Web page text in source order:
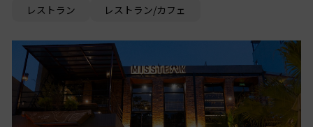
レストラン レストラン/カフェ